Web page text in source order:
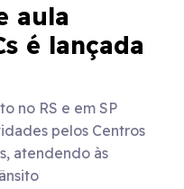
aula
é lançada
no RS e em SP
pelos Centros
atendendo às